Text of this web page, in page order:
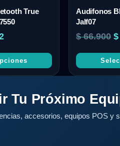
True
Audifonos
Jalf07
$66.900 $
Tu Próximo
accesorios, equipos POS y